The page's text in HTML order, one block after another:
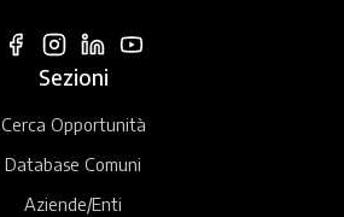
Sezioni
Cerca Opportunità
Database Comuni
Aziende/Enti